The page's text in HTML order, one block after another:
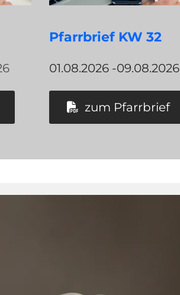
Pfarrbrief KW 32
01.08.2026 -09.08.2026
zum Pfarrbrief